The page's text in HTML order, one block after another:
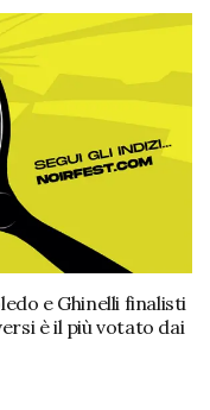
e Ghinelli finalisti
è il più votato dai